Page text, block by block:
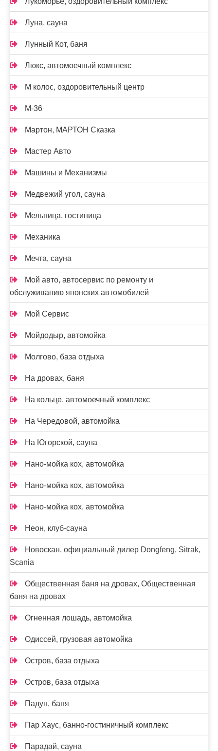
Луна, сауна
Лунный Кот, баня
Люкс, автомоечный комплекс
М колос, оздоровительный центр
М-36
Мартон, МАРТОН Сказка
Мастер Авто
Машины и Механизмы
Медвежий угол, сауна
Мельница, гостиница
Механика
Мечта, сауна
Мой авто, автосервис по ремонту и
обслуживанию японских автомобилей
Мой Сервис
Мойдодыр, автомойка
Молгово, база отдыха
На дровах, баня
На кольце, автомоечный комплекс
На Чередовой, автомойка
На Югорской, сауна
Нано-мойка кох, автомойка
Нано-мойка кох, автомойка
Нано-мойка кох, автомойка
Неон, клуб-сауна
Новоcкан, официальный дилер Dongfeng, Sitrak,
Scania
Общественная баня на дровах, Общественная
баня на дровах
Огненная лошадь, автомойка
Одиссей, грузовая автомойка
Остров, база отдыха
Остров, база отдыха
Падун, баня
Пар Хаус, банно-гостиничный комплекс
Парадай, сауна